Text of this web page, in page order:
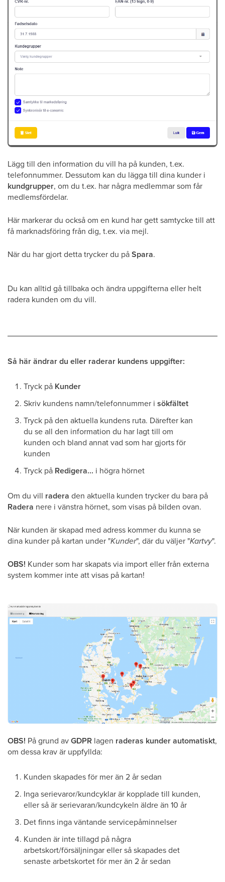
Lägg till den information du vill ha på kunden, t.ex.
telefonnummer. Dessutom kan du lägga till dina kunder i
kundgrupper, om du t.ex. har några medlemmar som får
medlemsfördelar.
Här markerar du också om en kund har gett samtycke till att
få marknadsföring från dig, t.ex. via mejl.
När du har gjort detta trycker du påSpara.
Du kan alltid gå tillbaka och ändra uppgifterna eller helt
radera kunden om du vill.
Så här ändrar du eller raderar kundens uppgifter:
Tryck på Kunder
Skriv kundens namn/telefonnummer i sökfältet
Tryck på den aktuella kundens ruta. Därefter kan
du se all den information du har lagt till om
kunden och bland annat vad som har gjorts för
kunden
Tryck på Redigera... i högra hörnet
Om du vill radera den aktuella kunden trycker du bara på
Radera nere i vänstra hörnet, som visas på bilden ovan.
När kunden är skapad med adress kommer du kunna se
dina kunder på kartan under "Kunder", där du väljer "Kartvy".
OBS! Kunder som har skapats via import eller från externa
system kommer inte att visas på kartan!
OBS! På grund avGDPR lagen raderas kunder automatiskt,
om dessa krav är uppfyllda:
Kunden skapades för mer än 2 år sedan
Inga serievaror/kundcyklar är kopplade till kunden,
eller så är serievaran/kundcykeln äldre än 10 år
Det finns inga väntande servicepåminnelser
Kunden är inte tillagd på några
arbetskort/försäljningar eller så skapades det
senaste arbetskortet för mer än 2 år sedan